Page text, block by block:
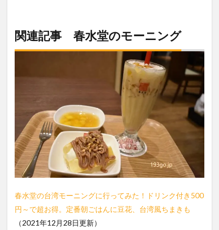
関連記事 春水堂のモーニング
春水堂の台湾モーニングに行ってみた！ドリンク付き500
円～で超お得。定番朝ごはんに豆花、台湾風ちまきも
（2021年12月28日更新）